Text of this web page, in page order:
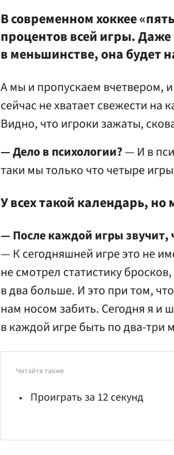
В современном хоккее
процентов всей игры.
в меньшинстве, она будет
А мы и пропускаем вчетвером,
сейчас не хватает свежести на
Видно, что игроки зажаты,
— Дело в психологии?— И в
таки мы только что четыре
У всех такой календарь,
— После каждой игры звучит,
— К сегодняшней игре это не
не смотрел статистику
в два больше. И это при том,
нам носом забить. Сегодня я и
в каждой игре быть по два-три
Читайте также
Проиграть за 12 секунд